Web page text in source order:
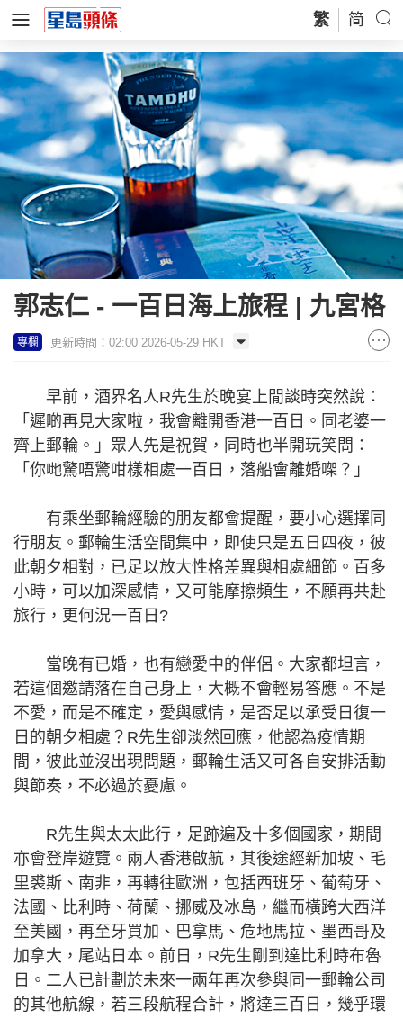
繁 简
郭志仁 - 一百日海上旅程 | 九宮格
專欄 更新時間：02:00 2026-05-29 HKT
早前，酒界名人R先生於晚宴上閒談時突然說：
「遲啲再見大家啦，我會離開香港一百日。同老婆一
齊上郵輪。」眾人先是祝賀，同時也半開玩笑問：
「你哋驚唔驚咁樣相處一百日，落船會離婚㗎？」
有乘坐郵輪經驗的朋友都會提醒，要小心選擇同
行朋友。郵輪生活空間集中，即使只是五日四夜，彼
此朝夕相對，已足以放大性格差異與相處細節。百多
小時，可以加深感情，又可能摩擦頻生，不願再共赴
旅行，更何況一百日?
當晚有已婚，也有戀愛中的伴侶。大家都坦言，
若這個邀請落在自己身上，大概不會輕易答應。不是
不愛，而是不確定，愛與感情，是否足以承受日復一
日的朝夕相處？R先生卻淡然回應，他認為疫情期
間，彼此並沒出現問題，郵輪生活又可各自安排活動
與節奏，不必過於憂慮。
R先生與太太此行，足跡遍及十多個國家，期間
亦會登岸遊覽。兩人香港啟航，其後途經新加坡、毛
里裘斯、南非，再轉往歐洲，包括西班牙、葡萄牙、
法國、比利時、荷蘭、挪威及冰島，繼而橫跨大西洋
至美國，再至牙買加、巴拿馬、危地馬拉、墨西哥及
加拿大，尾站日本。前日，R先生剛到達比利時布魯
日。二人已計劃於未來一兩年再次參與同一郵輪公司
的其他航線，若三段航程合計，將達三百日，幾乎環